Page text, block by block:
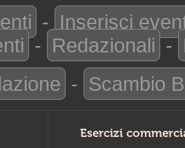
- Inserisci
- Redazionali -
- Scambio
Esercizi